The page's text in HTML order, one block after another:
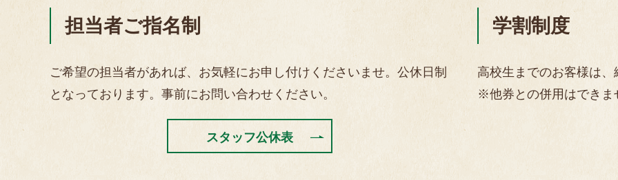
担当者ご指名制
ご希望の担当者があれば、お気軽にお申し付けくださいませ。公休日制
となっております。事前にお問い合わせください。
スタッフ公休表
学割制度
高校生までのお客様は
※他券との併用はできま